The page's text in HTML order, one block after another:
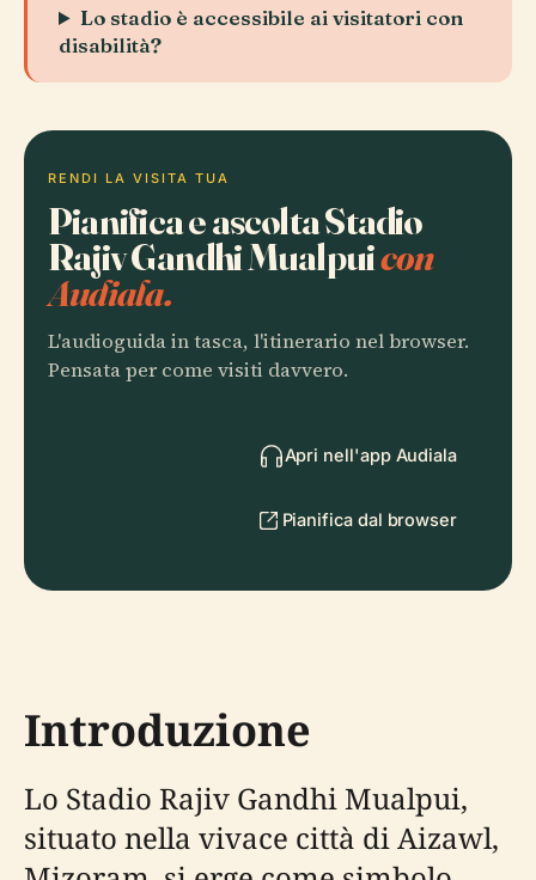
Lo stadio è accessibile ai visitatori con
disabilità?
RENDI LA VISITA TUA
Pianifica e ascolta Stadio
Rajiv Gandhi Mualpuicon
Audiala.
L'audioguida in tasca, l'itinerario nel browser.
Pensata per come visiti davvero.
Apri nell'app Audiala
Pianifica dal browser
Introduzione
Lo Stadio Rajiv Gandhi Mualpui,
situato nella vivace città di Aizawl,